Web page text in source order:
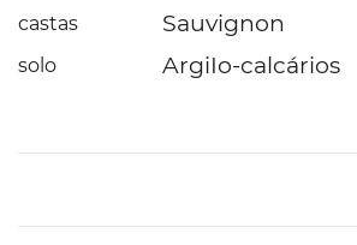
castas Sauvignon
solo ArgiIo-calcários